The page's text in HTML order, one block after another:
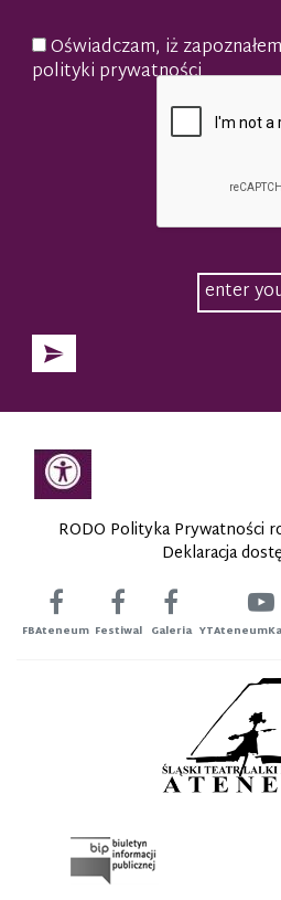
Oświadczam, iż
polityki prywatności
RODO Polityka Prywatności
Deklaracja
FBAteneum Festiwal Galeria